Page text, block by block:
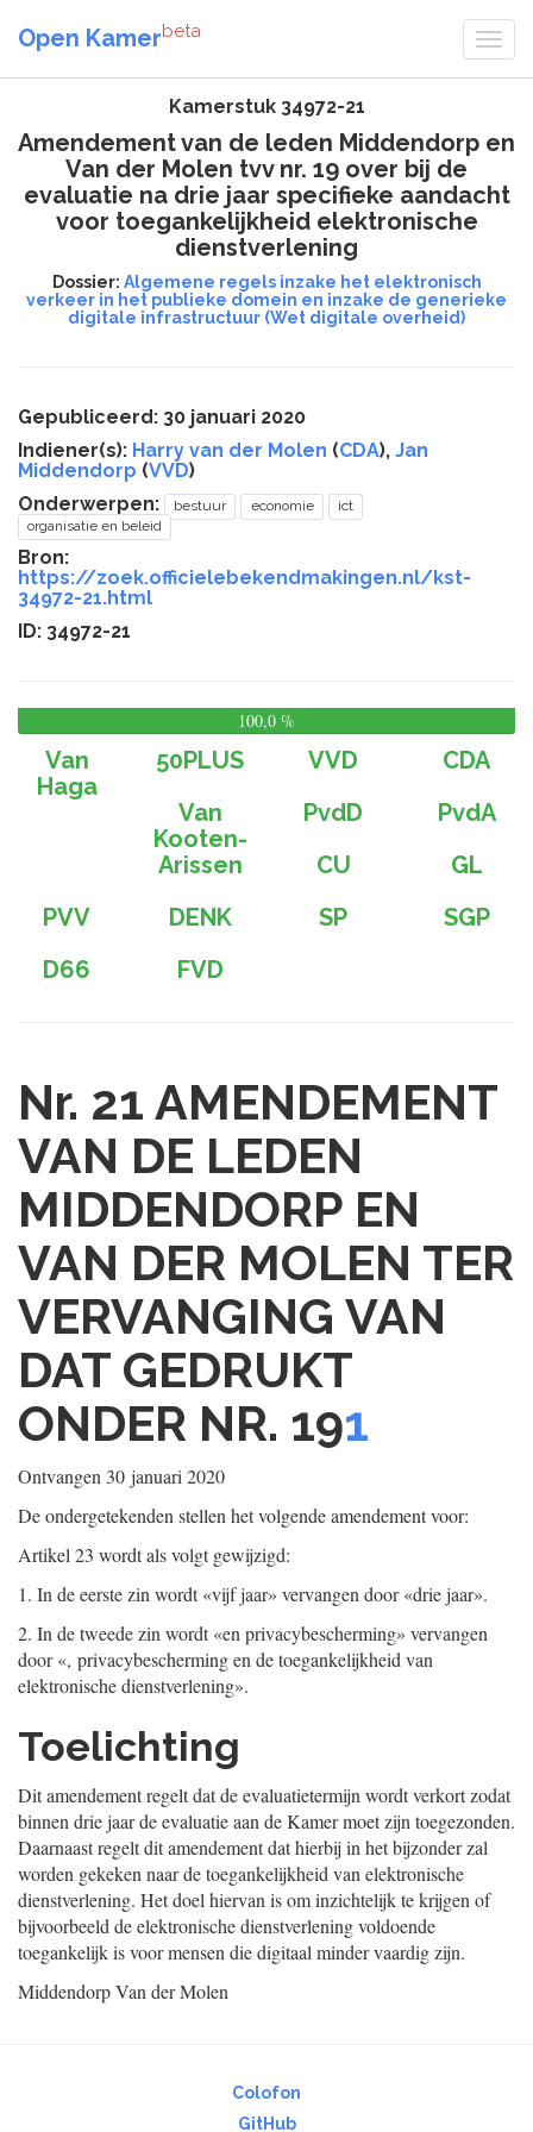
Open Kamerbeta
Kamerstuk 34972-21
Amendement van de leden Middendorp en
Van der Molen tvv nr. 19 over bij de
evaluatie na drie jaar specifieke aandacht
voor toegankelijkheid elektronische
dienstverlening
Dossier: Algemene regels inzake het elektronisch
verkeer in het publieke domein en inzake de generieke
digitale infrastructuur (Wet digitale overheid)
Gepubliceerd: 30 januari 2020
Indiener(s): Harry van der Molen (CDA), Jan
Middendorp (VVD)
Onderwerpen:
bestuur economie
ict
organisatie en beleid
Bron:
https://zoek.officielebekendmakingen.nl/kst-
34972-21.html
ID: 34972-21
100,0 %
Van
Haga
50PLUS VVD
CDA
Van
Kooten-
Arissen
PvdD
PvdA
CU
GL
PVV
DENK SP
SGP
D66
FVD
Nr. 21 AMENDEMENT
VAN DE LEDEN
MIDDENDORP EN
VAN DER MOLEN TER
VERVANGING VAN
DAT GEDRUKT
ONDER NR. 191
Ontvangen 30 januari 2020
De ondergetekenden stellen het volgende amendement voor:
Artikel 23 wordt als volgt gewijzigd:
1. In de eerste zin wordt «vijf jaar» vervangen door «drie jaar».
2. In de tweede zin wordt «en privacybescherming» vervangen
door «, privacybescherming en de toegankelijkheid van
elektronische dienstverlening».
Toelichting
Dit amendement regelt dat de evaluatietermijn wordt verkort zodat
binnen drie jaar de evaluatie aan de Kamer moet zijn toegezonden.
Daarnaast regelt dit amendement dat hierbij in het bijzonder zal
worden gekeken naar de toegankelijkheid van elektronische
dienstverlening. Het doel hiervan is om inzichtelijk te krijgen of
bijvoorbeeld de elektronische dienstverlening voldoende
toegankelijk is voor mensen die digitaal minder vaardig zijn.
MiddendorpVan der Molen
Colofon
GitHub